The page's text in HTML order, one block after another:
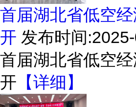
首届湖北省低空
开 发布时间
首届湖北省低空
开 【详细】